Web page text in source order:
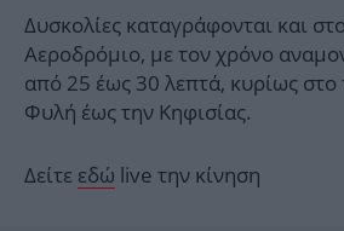
Δυσκολίες καταγράφονται και
Αεροδρόμιο, με τον χρόνο
από 25 έως 30 λεπτά, κυρίως
Φυλή έως την Κηφισίας.
Δείτε εδώ live την κίνηση